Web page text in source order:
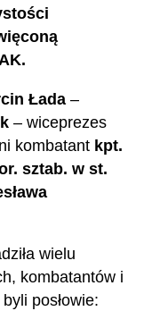
Łada–
– wiceprezes
kombatant kpt.
sztab. w st.
wielu
kombatantów i
posłowie: